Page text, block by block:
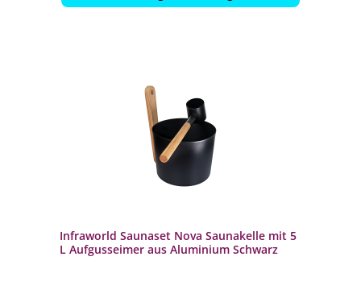
Infraworld Saunaset Nova Saunakelle mit 5
L Aufgusseimer aus Aluminium Schwarz